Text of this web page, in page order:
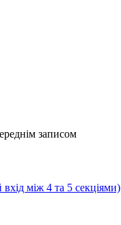
записом
між 4 та 5 секціями)